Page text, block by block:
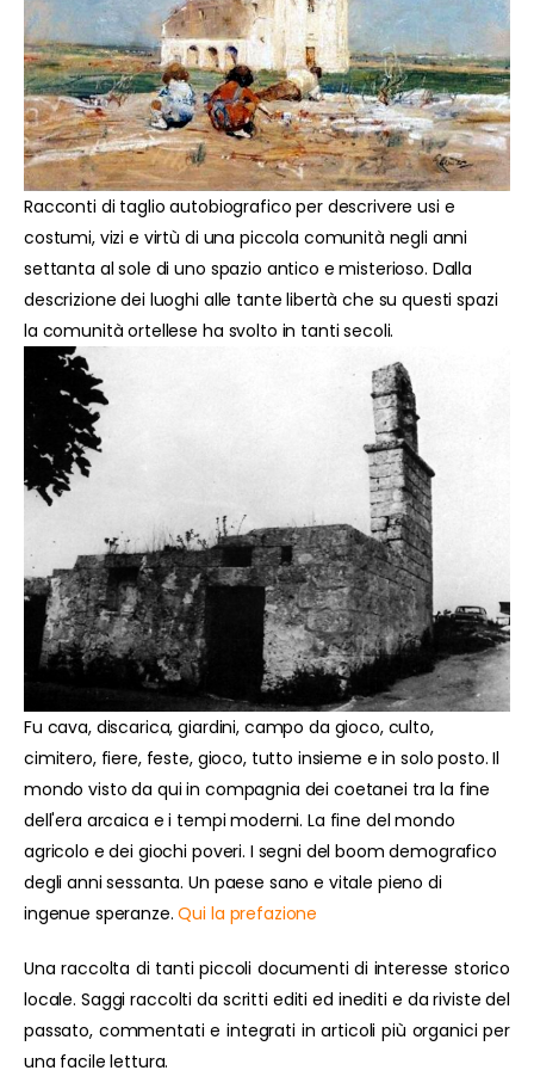
Racconti di taglio autobiografico per descrivere usi e
costumi, vizi e virtù di una piccola comunità negli anni
settanta al sole di uno spazio antico e misterioso. Dalla
descrizione dei luoghi alle tante libertà che su questi spazi
la comunità ortellese ha svolto in tanti secoli.
Fu cava, discarica, giardini, campo da gioco, culto,
cimitero, fiere, feste, gioco, tutto insieme e in solo posto. Il
mondo visto da qui in compagnia dei coetanei tra la fine
dell'era arcaica e i tempi moderni. La fine del mondo
agricolo e dei giochi poveri. I segni del boom demografico
degli anni sessanta. Un paese sano e vitale pieno di
ingenue speranze.Qui la prefazione
Una raccolta di tanti piccoli documenti di interesse storico
locale. Saggi raccolti da scritti editi ed inediti e da riviste del
passato, commentati e integrati in articoli più organici per
una facile lettura.